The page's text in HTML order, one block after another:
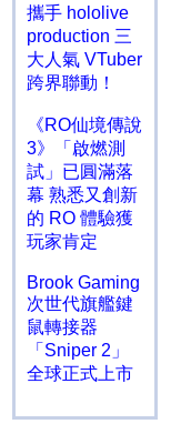
攜手 hololive
production 三
大人氣 VTuber
跨界聯動！
《RO仙境傳說
3》「啟燃測
試」已圓滿落
幕 熟悉又創新
的 RO 體驗獲
玩家肯定
Brook Gaming
次世代旗艦鍵
鼠轉接器
「Sniper 2」
全球正式上市